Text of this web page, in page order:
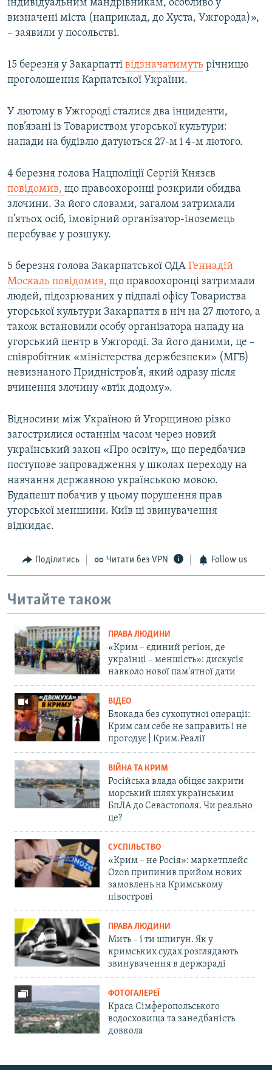
індивідуальним мандрівникам, особливо у
визначені міста (наприклад, до Хуста, Ужгорода)»,
– заявили у посольстві.
15 березня у Закарпатті відзначатимуть річницю
проголошення Карпатської України.
У лютому в Ужгороді сталися два інциденти,
пов’язані із Товариством угорської культури:
напади на будівлю датуються 27-м і 4-м лютого.
4 березня голова Нацполіції Сергій Князєв
повідомив, що правоохоронці розкрили обидва
злочини. За його словами, загалом затримали
п’ятьох осіб, імовірний організатор-іноземець
перебуває у розшуку.
5 березня голова Закарпатської ОДА Геннадій
Москаль повідомив, що правоохоронці затримали
людей, підозрюваних у підпалі офісу Товариства
угорської культури Закарпаття в ніч на 27 лютого, а
також встановили особу організатора нападу на
угорський центр в Ужгороді. За його даними, це –
співробітник «міністерства держбезпеки» (МГБ)
невизнаного Придністров’я, який одразу після
вчинення злочину «втік додому».
Відносини між Україною й Угорщиною різко
загострилися останнім часом через новий
український закон «Про освіту», що передбачив
поступове запровадження у школах переходу на
навчання державною українською мовою.
Будапешт побачив у цьому порушення прав
угорської меншини. Київ ці звинувачення
відкидає.
Поділитись Читати без VPN Follow us
Читайте також
ПРАВА ЛЮДИНИ
«Крим – єдиний регіон, де
українці – меншість»: дискусія
навколо нової пам'ятної дати
ВІДЕО
Блокада без сухопутної операції:
Крим сам себе не заправить і не
прогодує | Крим.Реалії
ВІЙНА ТА КРИМ
Російська влада обіцяє закрити
морський шлях українським
БпЛА до Севастополя. Чи реально
це?
СУСПІЛЬСТВО
«Крим – не Росія»: маркетплейс
Ozon припинив прийом нових
замовлень на Кримському
півострові
ПРАВА ЛЮДИНИ
Мить – і ти шпигун. Як у
кримських судах розглядають
звинувачення в держзраді
ФОТОГАЛЕРЕЇ
Краса Сімферопольського
водосховища та занедбаність
довкола